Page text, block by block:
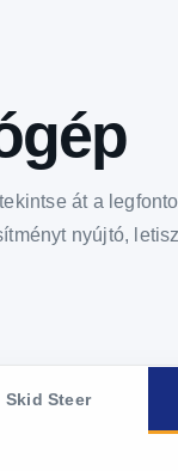
át a
nyújtó,
Skid Steer